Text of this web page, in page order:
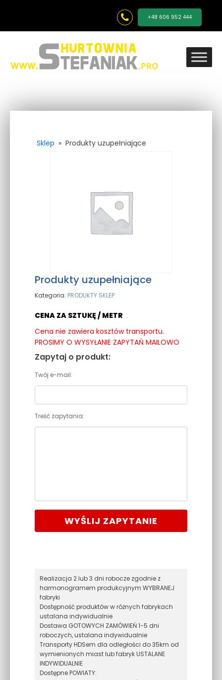
+48 606 952 444
Sklep » Produkty uzupełniające
Produkty uzupełniające
Kategoria: PRODUKTY SKLEP
CENA ZA SZTUKĘ / METR
Cena nie zawiera kosztów transportu.
PROSIMY O WYSYŁANIE ZAPYTAŃ MAILOWO
Zapytaj o produkt:
Twój e-mail:
Treść zapytania:
WYŚLIJ ZAPYTANIE
Realizacja 2 lub 3 dni robocze zgodnie z
harmonogramem produkcyjnym WYBRANEJ
fabryki
Dostępność produktów w różnych fabrykach
ustalana indywidualnie
Dostawa GOTOWYCH ZAMÓWIEŃ 1-5 dni
roboczych, ustalana indywidualnie
Transporty HDSem dla odległości do 35km od
wymienionych miast lub fabryk USTALANE
INDYWIDUALNIE
Dostępne POWIATY: